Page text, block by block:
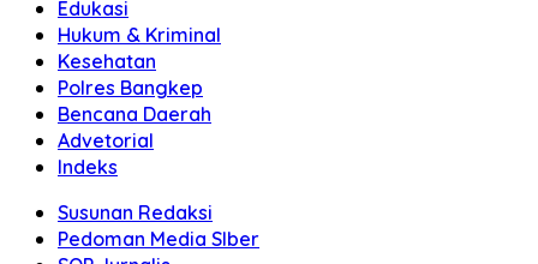
Edukasi
Hukum & Kriminal
Kesehatan
Polres Bangkep
Bencana Daerah
Advetorial
Indeks
Susunan Redaksi
Pedoman Media SIber